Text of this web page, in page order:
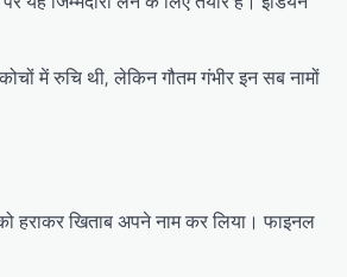
में रुचि थी, लेकिन गौतम गंभीर इन सब नामों
हराकर खिताब अपने नाम कर लिया। फाइनल